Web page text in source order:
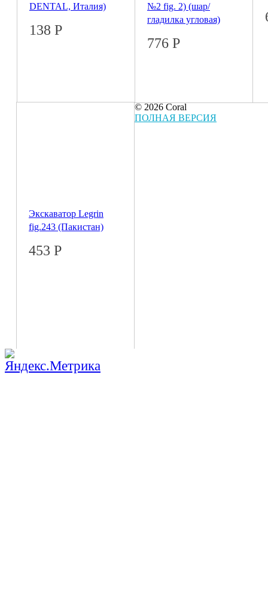
DENTAL, Италия)
138 Р
№2 fig. 2) (шар/
гладилка угловая)
776 Р
Экскаватор Legrin
fig.243 (Пакистан)
453 Р
© 2026 Coral
ПОЛНАЯ ВЕРСИЯ